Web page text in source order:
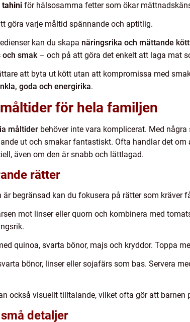
tahini för hälsosamma fetter som ökar
göra varje måltid spännande och aptitlig.
kan du skapa näringsrika och mättande
och smak– och på att göra det enkelt att laga mat
att byta ut kött utan att kompromissa med
goda och energirika.
för hela familjen
måltider behöver inte vara komplicerat. Med
ut och smakar fantastiskt. Ofta handlar det om
även om den är snabb och lättlagad.
rätter
är begränsad kan du fokusera på rätter som kräver
mot linser eller quorn och kombinera med
quinoa, svarta bönor, majs och kryddor. Toppa
bönor, linser eller sojafärs som bas. Servera
också visuellt tilltalande, vilket ofta gör att barnen
detaljer